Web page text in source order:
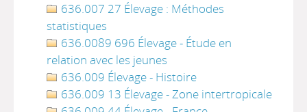
636.007 27 Élevage : Méthodes
statistiques
636.0089 696 Élevage - Étude en
relation avec les jeunes
636.009 Élevage - Histoire
636.009 13 Élevage - Zone intertropicale